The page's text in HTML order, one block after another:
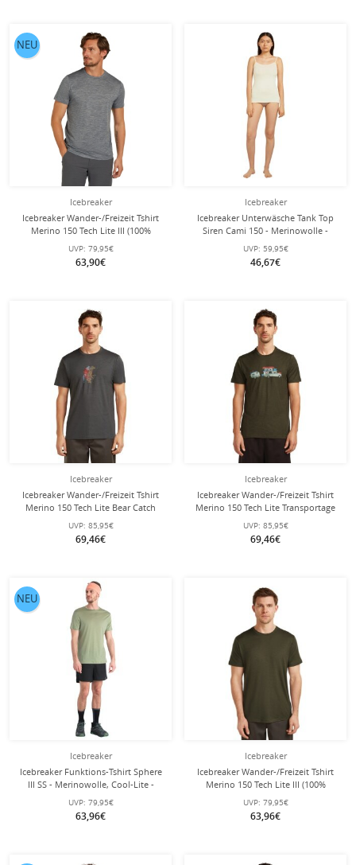
Icebreaker
Icebreaker Wander-/Freizeit Tshirt
Merino 150 Tech Lite III (100%
Merinowolle) grau Herren
UVP: 79,95€
63,90€
NEU
Icebreaker
Icebreaker Unterwäsche Tank Top
Siren Cami 150 - Merinowolle -
natur Damen
UVP: 59,95€
46,67€
Icebreaker
Icebreaker Wander-/Freizeit Tshirt
Merino 150 Tech Lite Bear Catch
(100% Merinowolle) grau Herren
UVP: 85,95€
69,46€
Icebreaker
Icebreaker Wander-/Freizeit Tshirt
Merino 150 Tech Lite Transportage
(100% Merinowolle) dunkelgrün
Herren
UVP: 85,95€
69,46€
Icebreaker
Icebreaker Funktions-Tshirt Sphere
III SS - Merinowolle, Cool-Lite -
feuchtigkeitsregulierend -
lichengrün Herren
UVP: 79,95€
63,96€
NEU
Icebreaker
Icebreaker Wander-/Freizeit Tshirt
Merino 150 Tech Lite III (100%
Merinowolle) loden dunkelgrün
Herren
UVP: 79,95€
63,96€